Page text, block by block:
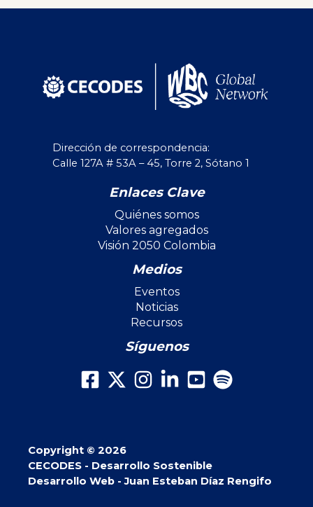
Dirección de correspondencia:
Calle 127A # 53A – 45, Torre 2, Sótano 1
Enlaces Clave
Quiénes somos
Valores agregados
Visión 2050 Colombia
Medios
Eventos
Noticias
Recursos
Síguenos
Copyright © 2026
CECODES - Desarrollo Sostenible
Desarrollo Web - Juan Esteban Díaz Rengifo